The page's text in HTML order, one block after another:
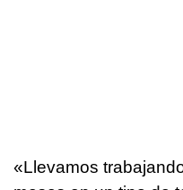
«Llevamos